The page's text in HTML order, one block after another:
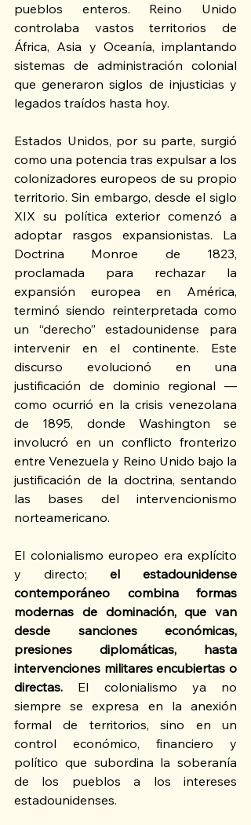
pueblos enteros. Reino Unido
controlaba vastos territorios de
África, Asia y Oceanía, implantando
sistemas de administración colonial
que generaron siglos de injusticias y
legados traídos hasta hoy.
Estados Unidos, por su parte, surgió
como una potencia tras expulsar a los
colonizadores europeos de su propio
territorio. Sin embargo, desde el siglo
XIX su política exterior comenzó a
adoptar rasgos expansionistas. La
Doctrina Monroe de 1823,
proclamada para rechazar la
expansión europea en América,
terminó siendo reinterpretada como
un “derecho” estadounidense para
intervenir en el continente. Este
discurso evolucionó en una
justificación de dominio regional —
como ocurrió en la crisis venezolana
de 1895, donde Washington se
involucró en un conflicto fronterizo
entre Venezuela y Reino Unido bajo la
justificación de la doctrina, sentando
las bases del intervencionismo
norteamericano.
El colonialismo europeo era explícito
y directo; el estadounidense
contemporáneo combina formas
modernas de dominación, que van
desde sanciones económicas,
presiones diplomáticas, hasta
intervenciones militares encubiertas o
directas. El colonialismo ya no
siempre se expresa en la anexión
formal de territorios, sino en un
control económico, financiero y
político que subordina la soberanía
de los pueblos a los intereses
estadounidenses.